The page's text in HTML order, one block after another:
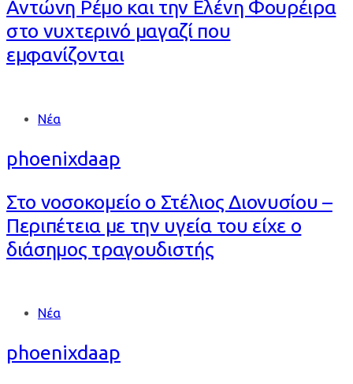
Αντώνη Ρέμο και την Ελένη Φουρέιρα
στο νυχτερινό μαγαζί που
εμφανίζονται
Tags Νέα
phoenixdaap
Στο νοσοκομείο ο Στέλιος Διονυσίου –
Περιπέτεια με την υγεία του είχε ο
διάσημος τραγουδιστής
Tags Νέα
phoenixdaap